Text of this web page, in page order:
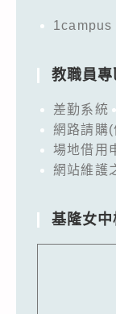
1campus
教職員專
差勤系統
網路請購(
場地借用
網站維護
基隆女